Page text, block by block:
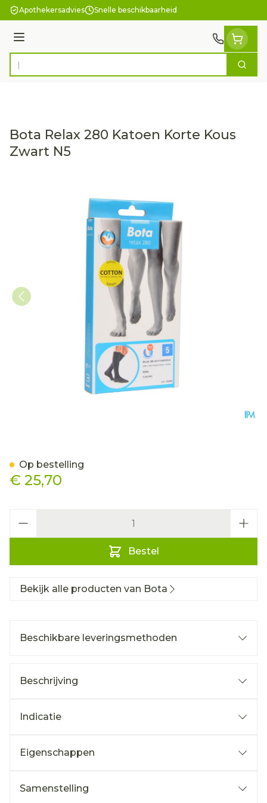
Ga naar de inhoud
Apothekersadvies Snelle beschikbaarheid
Menu
Product, merk, categorie... Zoek
Bota Relax 280 Katoen Korte Kous
Zwart N5
€ 25,70
Bestel
Op bestelling
Bekijk alle producten van Bota
Beschikbare leveringsmethoden
Beschrijving
Indicatie
Eigenschappen
Samenstelling